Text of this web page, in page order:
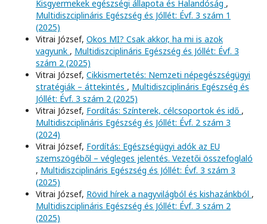
Kisgyermekek egészségi állapota és Halandóság ,
Multidiszciplináris Egészség és Jóllét: Évf. 3 szám 1
(2025)
Vitrai József, Okos MI? Csak akkor, ha mi is azok
vagyunk , Multidiszciplináris Egészség és Jóllét: Évf. 3
szám 2 (2025)
Vitrai József, Cikkismertetés: Nemzeti népegészségügyi
stratégiák – áttekintés , Multidiszciplináris Egészség és
Jóllét: Évf. 3 szám 2 (2025)
Vitrai József, Fordítás: Színterek, célcsoportok és idő ,
Multidiszciplináris Egészség és Jóllét: Évf. 2 szám 3
(2024)
Vitrai József, Fordítás: Egészségügyi adók az EU
szemszögéből – végleges jelentés. Vezetői összefoglaló
, Multidiszciplináris Egészség és Jóllét: Évf. 3 szám 3
(2025)
Vitrai József, Rövid hírek a nagyvilágból és kishazánkból ,
Multidiszciplináris Egészség és Jóllét: Évf. 3 szám 2
(2025)